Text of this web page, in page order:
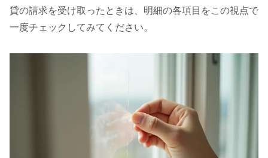
貸の請求を受け取ったときは、明細の各項目をこの視点で
一度チェックしてみてください。